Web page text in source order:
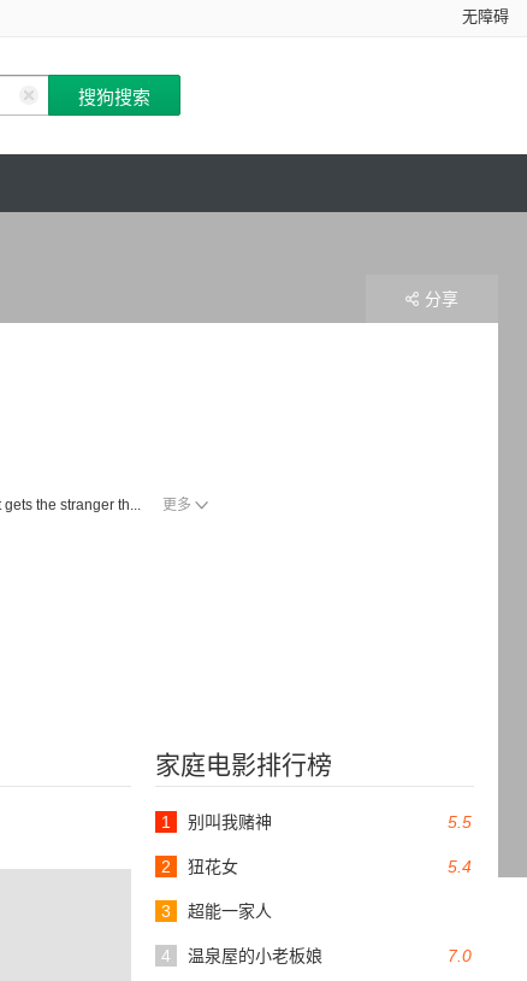
无障碍
the stranger th... 更多
分享
家庭电影排行榜
5.5
1 别叫我赌神
5.4
2 狃花女
3 超能一家人
7.0
4 温泉屋的小老板娘